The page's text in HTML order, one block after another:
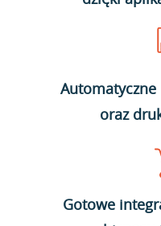
Automatyczne
oraz
Gotowe